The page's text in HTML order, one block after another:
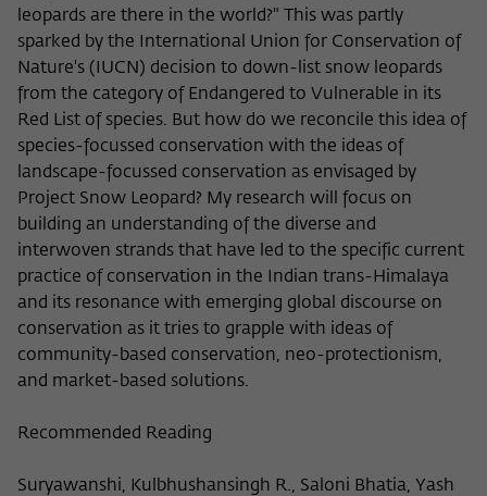
leopards are there in the world?" This was partly
sparked by the International Union for Conservation of
Nature's (IUCN) decision to down-list snow leopards
from the category of Endangered to Vulnerable in its
Red List of species. But how do we reconcile this idea of
species-focussed conservation with the ideas of
landscape-focussed conservation as envisaged by
Project Snow Leopard? My research will focus on
building an understanding of the diverse and
interwoven strands that have led to the specific current
practice of conservation in the Indian trans-Himalaya
and its resonance with emerging global discourse on
conservation as it tries to grapple with ideas of
community-based conservation, neo-protectionism,
and market-based solutions.
Recommended Reading
Suryawanshi, Kulbhushansingh R., Saloni Bhatia, Yash